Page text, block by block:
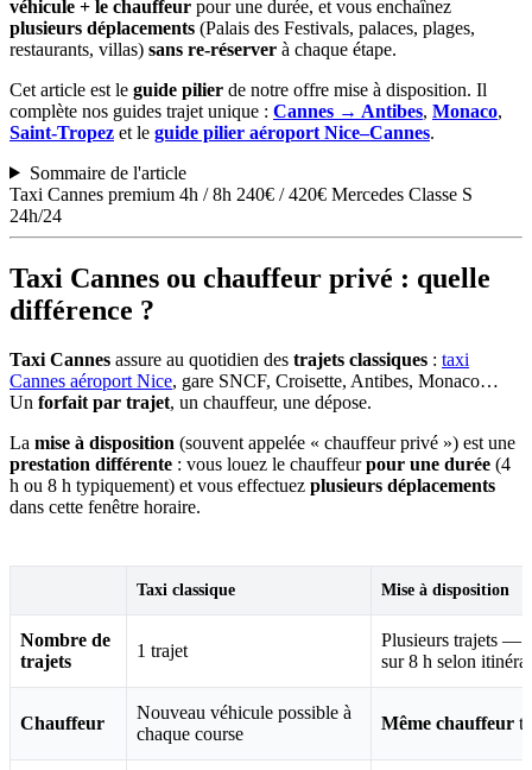
véhicule + le chauffeur pour une durée, et vous enchaînez
plusieurs déplacements (Palais des Festivals, palaces, plages,
restaurants, villas) sans re-réserver à chaque étape.
Cet article est le guide pilier de notre offre mise à disposition. Il
complète nos guides trajet unique : Cannes → Antibes, Monaco,
Saint-Tropez et le guide pilier aéroport Nice–Cannes.
Sommaire de l'article
Taxi Cannes premium 4h / 8h 240€ / 420€ Mercedes Classe S
24h/24
Taxi Cannes ou chauffeur privé : quelle
différence ?
Taxi Cannes assure au quotidien des trajets classiques : taxi
Cannes aéroport Nice, gare SNCF, Croisette, Antibes, Monaco…
Un forfait par trajet, un chauffeur, une dépose.
La mise à disposition (souvent appelée « chauffeur privé ») est une
prestation différente : vous louez le chauffeurpour une durée (4
h ou 8 h typiquement) et vous effectuez plusieurs déplacements
dans cette fenêtre horaire.
Taxi classique Mise à disposition
Nombre de
trajets
1 trajet
Plusieurs trajets —
sur 8 h selon
Chauffeur
Nouveau véhicule possible à
chaque course
Même chauffeur